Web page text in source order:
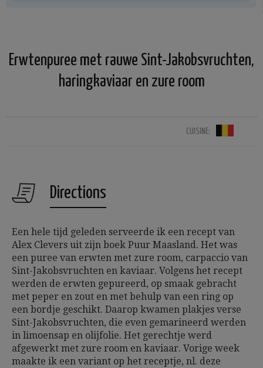
Erwtenpuree met rauwe Sint-Jakobsvruchten,
haringkaviaar en zure room
CUISINE:
Directions
Een hele tijd geleden serveerde ik een recept van
Alex Clevers uit zijn boek Puur Maasland. Het was
een puree van erwten met zure room, carpaccio van
Sint-Jakobsvruchten en kaviaar. Volgens het recept
werden de erwten gepureerd, op smaak gebracht
met peper en zout en met behulp van een ring op
een bordje geschikt. Daarop kwamen plakjes verse
Sint-Jakobsvruchten, die even gemarineerd werden
in limoensap en olijfolie. Het gerechtje werd
afgewerkt met zure room en kaviaar. Vorige week
maakte ik een variant op het receptje, nl. deze